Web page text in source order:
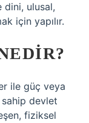
dini, ulusal,
için yapılır.
ile güç veya
devlet
fiziksel